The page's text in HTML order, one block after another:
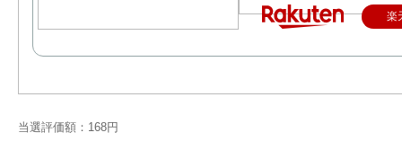
楽
当選評価額：168円